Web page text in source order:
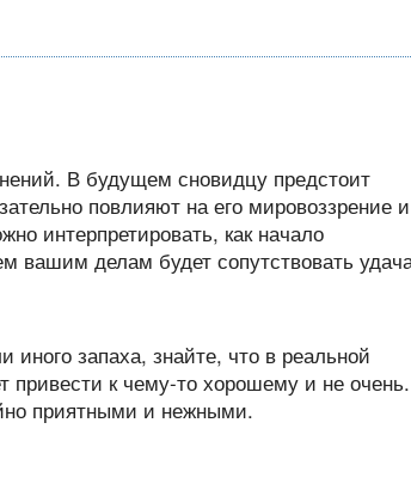
В будущем сновидцу предстоит
повлияют на его мировоззрение и
интерпретировать, как начало
вашим делам будет сопутствовать
иного запаха, знайте, что в реальной
привести к чему-то хорошему и не очень.
приятными и нежными.